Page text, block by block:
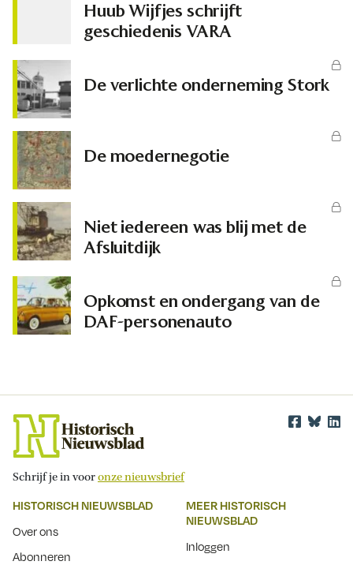
Huub Wijfjes schrijft
geschiedenis VARA
De verlichte onderneming Stork
De moedernegotie
Niet iedereen was blij met de
Afsluitdijk
Opkomst en ondergang van de
DAF-personenauto
Schrijf je in vooronze nieuwsbrief
HISTORISCH NIEUWSBLAD
Over ons
Abonneren
MEER HISTORISCH
NIEUWSBLAD
Inloggen